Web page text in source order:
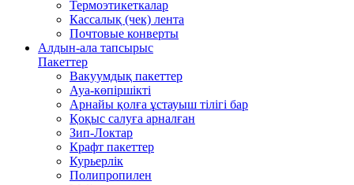
Термоэтикеткалар
Кассалық (чек) лента
Почтовые конверты
Алдын-ала тапсырыс
Пакеттер
Вакуумдық пакеттер
Ауа-көпіршікті
Арнайы қолға ұстауыш тілігі бар
Қоқыс салуға арналған
Зип-Локтар
Крафт пакеттер
Курьерлік
Полипропилен